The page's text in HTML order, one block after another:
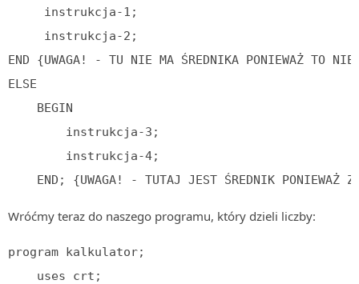
     instrukcja-1;
     instrukcja-2;
END {UWAGA! - TU NIE MA ŚREDNIKA PONIEWAŻ TO
ELSE
    BEGIN
        instrukcja-3;
        instrukcja-4;
END; {UWAGA! - TUTAJ JEST ŚREDNIK PONIEWAŻ
Wróćmy teraz do naszego programu, który dzieli liczby:
program kalkulator;
    uses crt;